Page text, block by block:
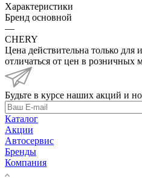
Характеристики
Бренд основной
—
CHERY
Цена действительна только для
отличаться от цен в розничных
Будьте в курсе наших акций и
Каталог
Акции
Автосервис
Бренды
Компания